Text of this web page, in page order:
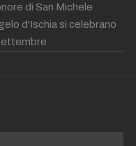
di San Michele
d'Ischia si celebrano